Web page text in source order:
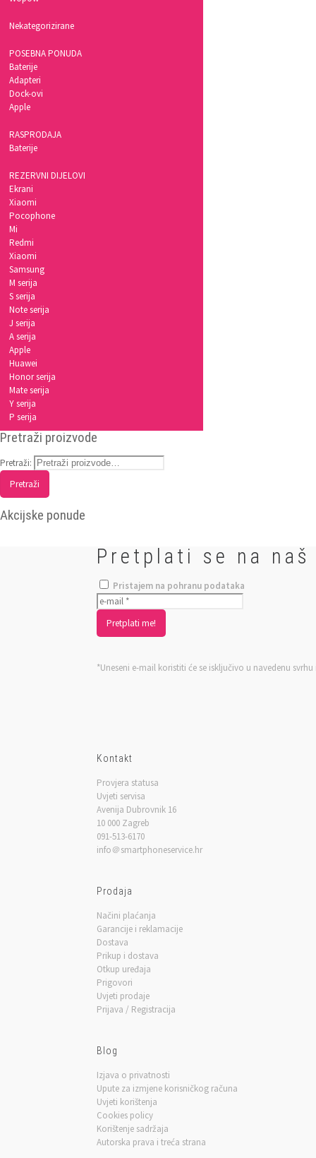
Nekategorizirane
POSEBNA PONUDA
Baterije
Adapteri
Dock-ovi
Apple
RASPRODAJA
Baterije
REZERVNI DIJELOVI
Ekrani
Xiaomi
Pocophone
Mi
Redmi
Xiaomi
Samsung
M serija
S serija
Note serija
J serija
A serija
Apple
Huawei
Honor serija
Mate serija
Y serija
P serija
Pretraži proizvode
Pretraži:
Pretraži
Akcijske ponude
Pretplati se na
Pristajem na pohranu podataka
*Uneseni e-mail koristiti će se isključivo u navedenu
Kontakt
Provjera statusa
Uvjeti servisa
Avenija Dubrovnik 16
10 000 Zagreb
091-513-6170
info＠smartphoneservice.hr
Prodaja
Načini plaćanja
Garancije i reklamacije
Dostava
Prikup i dostava
Otkup uređaja
Prigovori
Uvjeti prodaje
Prijava / Registracija
Blog
Izjava o privatnosti
Upute za izmjene korisničkog računa
Uvjeti korištenja
Cookies policy
Korištenje sadržaja
Autorska prava i treća strana